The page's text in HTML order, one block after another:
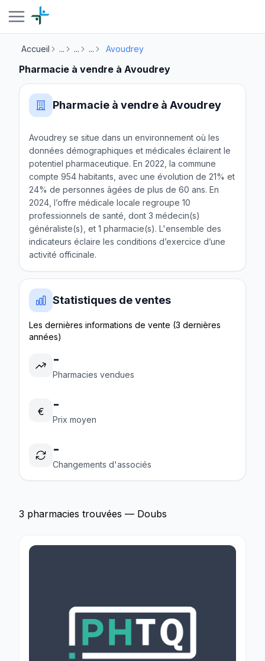
Accueil ... ... ... Avoudrey
Pharmacie à vendre à Avoudrey
Pharmacie à vendre à Avoudrey
Avoudrey se situe dans un environnement où les
données démographiques et médicales éclairent le
potentiel pharmaceutique. En 2022, la commune
compte 954 habitants, avec une évolution de 21% et
24% de personnes âgées de plus de 60 ans. En
2024, l’offre médicale locale regroupe 10
professionnels de santé, dont 3 médecin(s)
généraliste(s), et 1 pharmacie(s). L'ensemble des
indicateurs éclaire les conditions d’exercice d’une
activité officinale.
Statistiques de ventes
Les dernières informations de vente (3 dernières
années)
-
Pharmacies vendues
€ -
Prix moyen
-
Changements d'associés
3 pharmacies trouvées — Doubs